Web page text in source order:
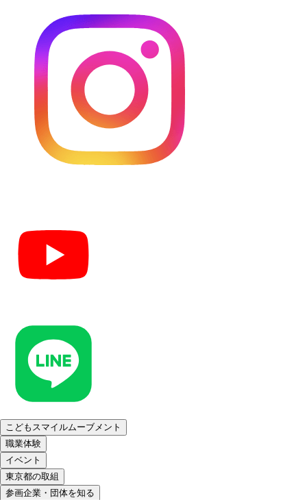
こどもスマイルムーブメント
職業体験
イベント
東京都の取組
参画企業・団体を知る